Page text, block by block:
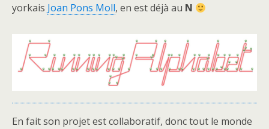
yorkais Joan Pons Moll, en est déjà au N
En fait son projet est collaboratif, donc tout le monde